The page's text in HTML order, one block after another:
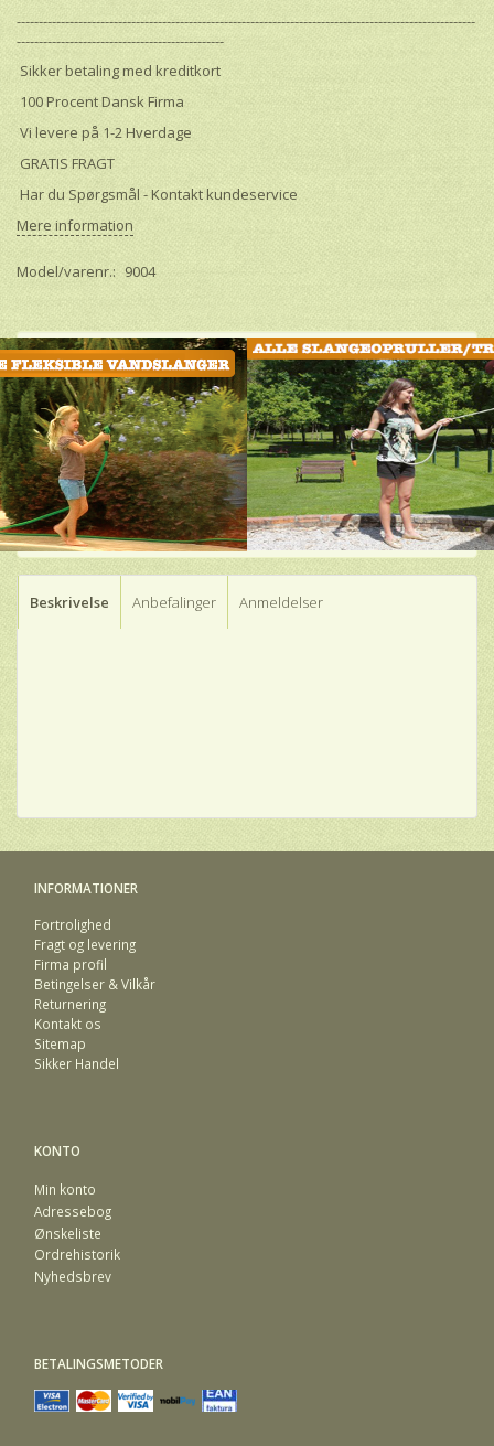
--------------------------------------------------------------------------------------------------------
-----------------------------------------------
Sikker betaling med kreditkort
100 Procent Dansk Firma
Vi levere på 1-2 Hverdage
GRATIS FRAGT
Har du Spørgsmål - Kontakt kundeservice
Mere information
Model/varenr.: 9004
Beskrivelse Anbefalinger Anmeldelser
INFORMATIONER
Fortrolighed
Fragt og levering
Firma profil
Betingelser & Vilkår
Returnering
Kontakt os
Sitemap
Sikker Handel
KONTO
Min konto
Adressebog
Ønskeliste
Ordrehistorik
Nyhedsbrev
BETALINGSMETODER